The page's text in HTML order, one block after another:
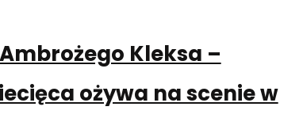
Kleksa –
ożywa na scenie w